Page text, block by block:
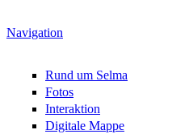
Navigation
Rund um Selma
Fotos
Interaktion
Digitale Mappe